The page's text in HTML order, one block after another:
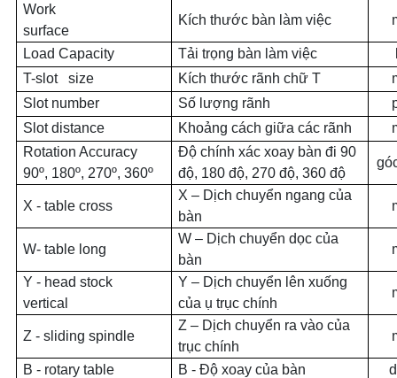
Work
surface
Kích thước bàn làm việc
Load Capacity Tải trọng bàn làm việc
T-slot
size Kích thước rãnh chữ T
Slot number
Số lượng rãnh
Slot distance
Khoảng cách giữa các rãnh
Rotation Accuracy
90º, 180º, 270º, 360º
Độ chính xác xoay bàn đi 90
độ, 180 độ, 270 độ, 360 độ
X - table cross
X – Dịch chuyển ngang của
bàn
W- table long
W – Dịch chuyển dọc của
bàn
Y - head stock
vertical
Y – Dịch chuyển lên xuống
của ụ trục chính
Z - sliding spindle
Z – Dịch chuyển ra vào của
trục chính
B - rotary table B - Độ xoay của bàn